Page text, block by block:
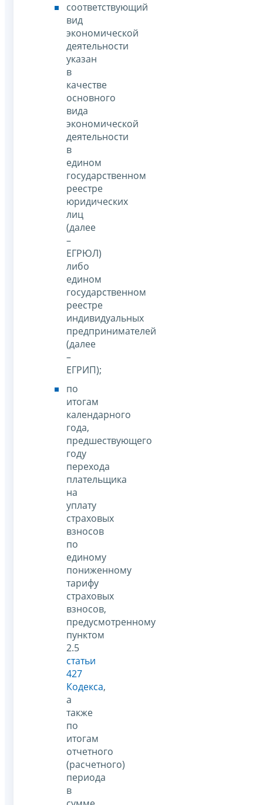
соответствующий
вид
экономической
деятельности
указан
в
качестве
основного
вида
экономической
деятельности
в
едином
государственном
реестре
юридических
лиц
(далее
–
ЕГРЮЛ)
либо
едином
государственном
реестре
индивидуальных
предпринимателей
(далее
–
ЕГРИП);
по
итогам
календарного
года,
предшествующего
году
перехода
плательщика
на
уплату
страховых
взносов
по
единому
пониженному
тарифу
страховых
взносов,
предусмотренному
пунктом
2.5
статьи
427
Кодекса,
а
также
по
итогам
отчетного
(расчетного)
периода
в